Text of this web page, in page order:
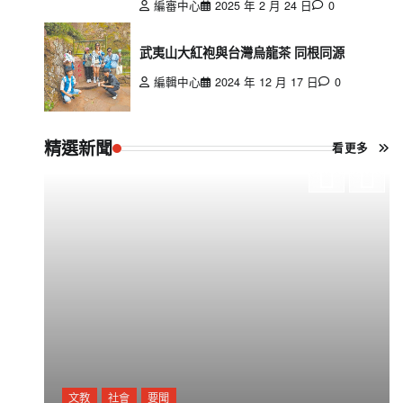
編審中心 2025 年 2 月 24 日 0
武夷山大紅袍與台灣烏龍茶 同根同源
編輯中心 2024 年 12 月 17 日 0
精選新聞 看更多
文教 社會 要聞